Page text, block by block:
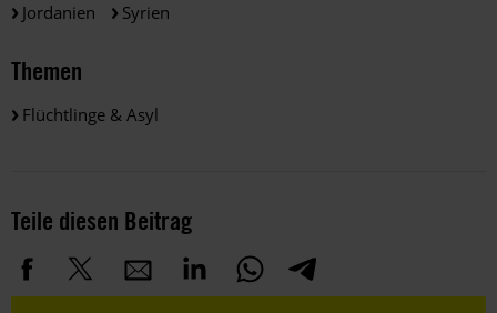
Jordanien Syrien
Themen
Flüchtlinge & Asyl
Teile diesen Beitrag